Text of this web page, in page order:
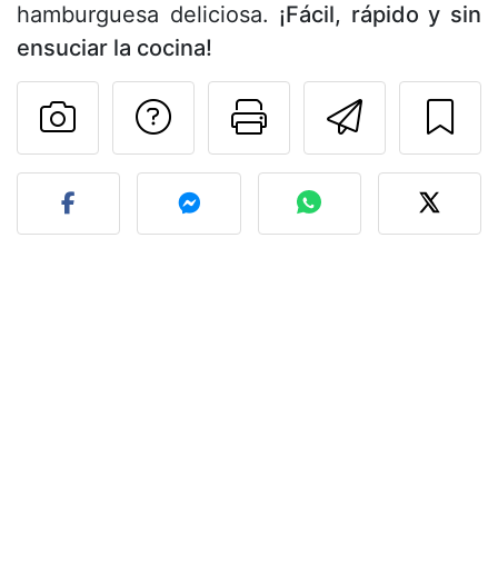
hamburguesa deliciosa. ¡Fácil, rápido y sin
ensuciar la cocina!
Imprimir
Preguntar al autor
Publicar la foto de esta